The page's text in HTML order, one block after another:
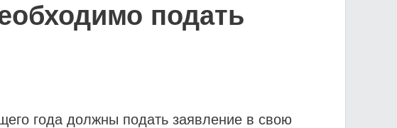
подать
года должны подать заявление в свою